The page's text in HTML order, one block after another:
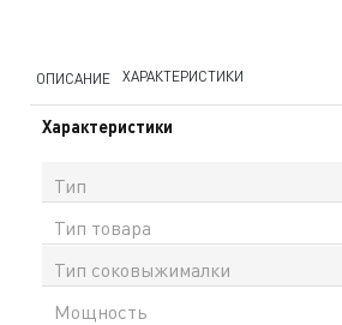
ОПИСАНИЕ ХАРАКТЕРИСТИКИ
Характеристики
Тип
Тип товара
Тип соковыжималки
Мощность